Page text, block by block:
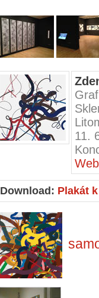
11.
Download: Plakát